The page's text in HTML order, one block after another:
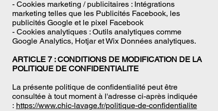
- Cookies marketing / publicitaires : Intégrations
marketing telles que les Publicités Facebook, les
publicités Google et le pixel Facebook
- Cookies analytiques : Outils analytiques comme
Google Analytics, Hotjar et Wix Données analytiques.
ARTICLE 7 : CONDITIONS DE MODIFICATION DE LA
POLITIQUE DE CONFIDENTIALITE
La présente politique de confidentialité peut être
consultée à tout moment à l'adresse ci-après indiquée
: https://www.chic-lavage.fr/politique-de-confidentialite